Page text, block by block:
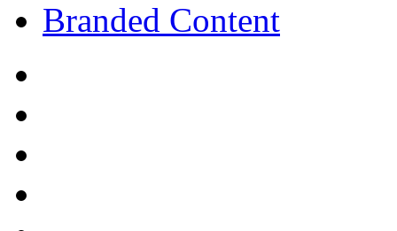
Branded Content